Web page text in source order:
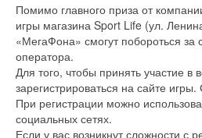
Помимо главного приза от
игры магазина Sport Life (ул.
«МегаФона» смогут побороться за
оператора.
Для того, чтобы принять участие в
зарегистрироваться на сайте
При регистрации можно
социальных сетях.
Если у вас возникнут сложности с